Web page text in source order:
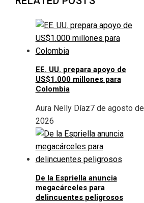
EE. UU. prepara apoyo de
US$1.000 millones para
Colombia
Aura Nelly Díaz7 de agosto de
2026
De la Espriella anuncia
megacárceles para
delincuentes peligrosos